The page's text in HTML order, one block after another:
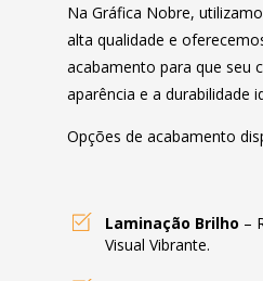
Na Gráfica Nobre,
alta qualidade e
acabamento para que seu
aparência e a durabilidade
Opções de acabamento
Laminação Brilho –
Visual Vibrante.